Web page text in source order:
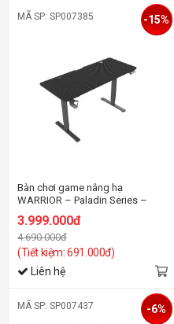
MÃ SP: SP007385
Bàn chơi game nâng hạ
WARRIOR – Paladin Series –
3.999.000đ
4.690.000đ
(Tiết kiệm: 691.000đ)
-15%
Liên hệ
MÃ SP: SP007437 -6%